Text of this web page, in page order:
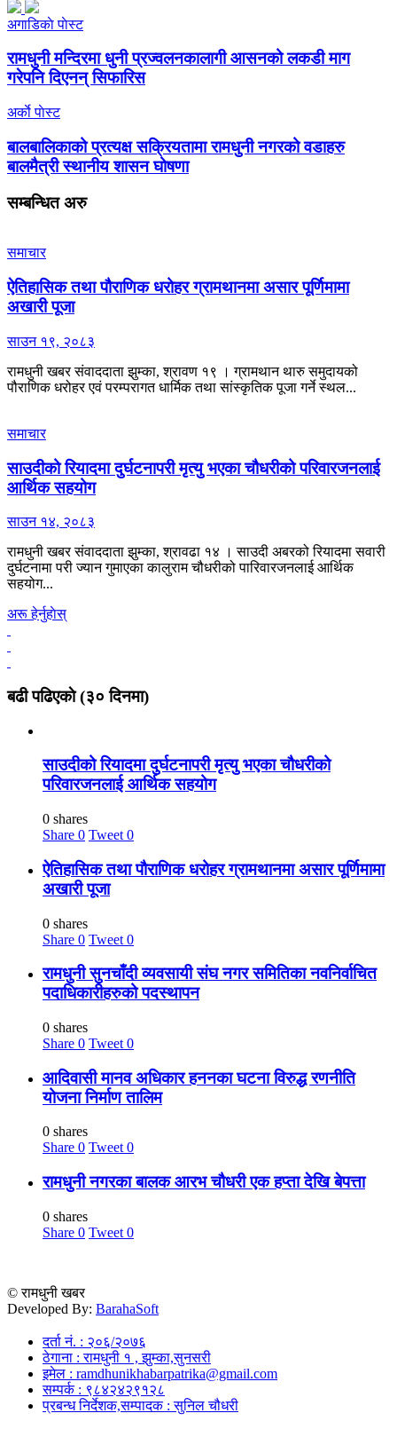
अगाडिकाे पाेस्ट
रामधुनी मन्दिरमा धुनी प्रज्वलनकालागी आसनको लकडी माग
गरेपनि दिएनन् सिफारिस
अर्काे पाेस्ट
बालबालिकाको प्रत्यक्ष सक्रियतामा रामधुनी नगरको वडाहरु
बालमैत्री स्थानीय शासन घोषणा
सम्बन्धितअरु
समाचार
ऐतिहासिक तथा पौराणिक धरोहर ग्रामथानमा असार पूर्णिमामा
अखारी पूजा
साउन १९, २०८३
रामधुनी खबर संवाददाता झुम्का, श्रावण १९ । ग्रामथान थारु समुदायको
पौराणिक धरोहर एवं परम्परागत धार्मिक तथा सांस्कृतिक पूजा गर्ने स्थल...
समाचार
साउदीको रियादमा दुर्घटनापरी मृत्यु भएका चौधरीको परिवारजनलाई
आर्थिक सहयोग
साउन १४, २०८३
रामधुनी खबर संवाददाता झुम्का, श्रावढा १४ । साउदी अबरको रियादमा सवारी
दुर्घटनामा परी ज्यान गुमाएका कालुराम चौधरीको पारिवारजनलाई आर्थिक
सहयोग...
अरू हेर्नुहाेस्
बढी पढिएकाे (३० दिनमा)
साउदीको रियादमा दुर्घटनापरी मृत्यु भएका चौधरीको
परिवारजनलाई आर्थिक सहयोग
0 shares
Share 0 Tweet 0
ऐतिहासिक तथा पौराणिक धरोहर ग्रामथानमा असार पूर्णिमामा
अखारी पूजा
0 shares
Share 0 Tweet 0
रामधुनी सुनचाँदी व्यवसायी संघ नगर समितिका नवनिर्वाचित
पदाधिकारीहरुको पदस्थापन
0 shares
Share 0 Tweet 0
आदिवासी मानव अधिकार हननका घटना विरुद्ध रणनीति
योजना निर्माण तालिम
0 shares
Share 0 Tweet 0
रामधुनी नगरका बालक आरभ चौधरी एक हप्ता देखि बेपत्ता
0 shares
Share 0 Tweet 0
© रामधुनी खबर
Developed By: BarahaSoft
दर्ता नं. : २०६/२०७६
ठेगाना : रामधुनी १ , झुम्का,सुनसरी
इमेल : ramdhunikhabarpatrika@gmail.com
सम्पर्क : ९८४२४२९१२८
प्रबन्ध निर्देशक,सम्पादक : सुनिल चौधरी